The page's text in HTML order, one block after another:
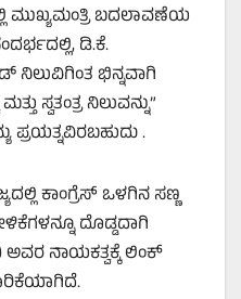
ಮುಖ್ಯಮಂತ್ರಿ ಬದಲಾವಣೆಯ
ಡಿ.ಕೆ.
ನಿಲುವಿಗಿಂತ ಭಿನ್ನವಾಗಿ
ಸ್ವತಂತ್ರ ನಿಲುವನ್ನು”
.
ಕಾಂಗ್ರೆಸ್ ಒಳಗಿನ ಸಣ್ಣ
ದೊಡ್ಡದಾಗಿ
ನಾಯಕತ್ವಕ್ಕೆ ಲಿಂಕ್